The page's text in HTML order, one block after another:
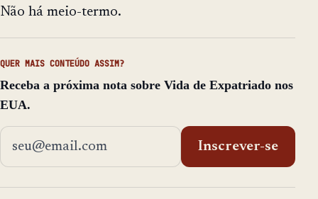
Não há meio-termo.
QUER MAIS CONTEÚDO ASSIM?
Receba a próxima nota sobre Vida de Expatriado nos
EUA.
Endereço de email
Inscrever-se